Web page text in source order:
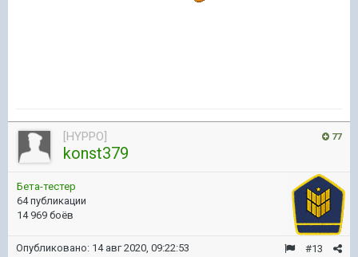
77
[HYPPO]
konst379
Бета-тестер
64 публикации
14 969 боёв
#13
Опубликовано: 14 авг 2020, 09:22:53